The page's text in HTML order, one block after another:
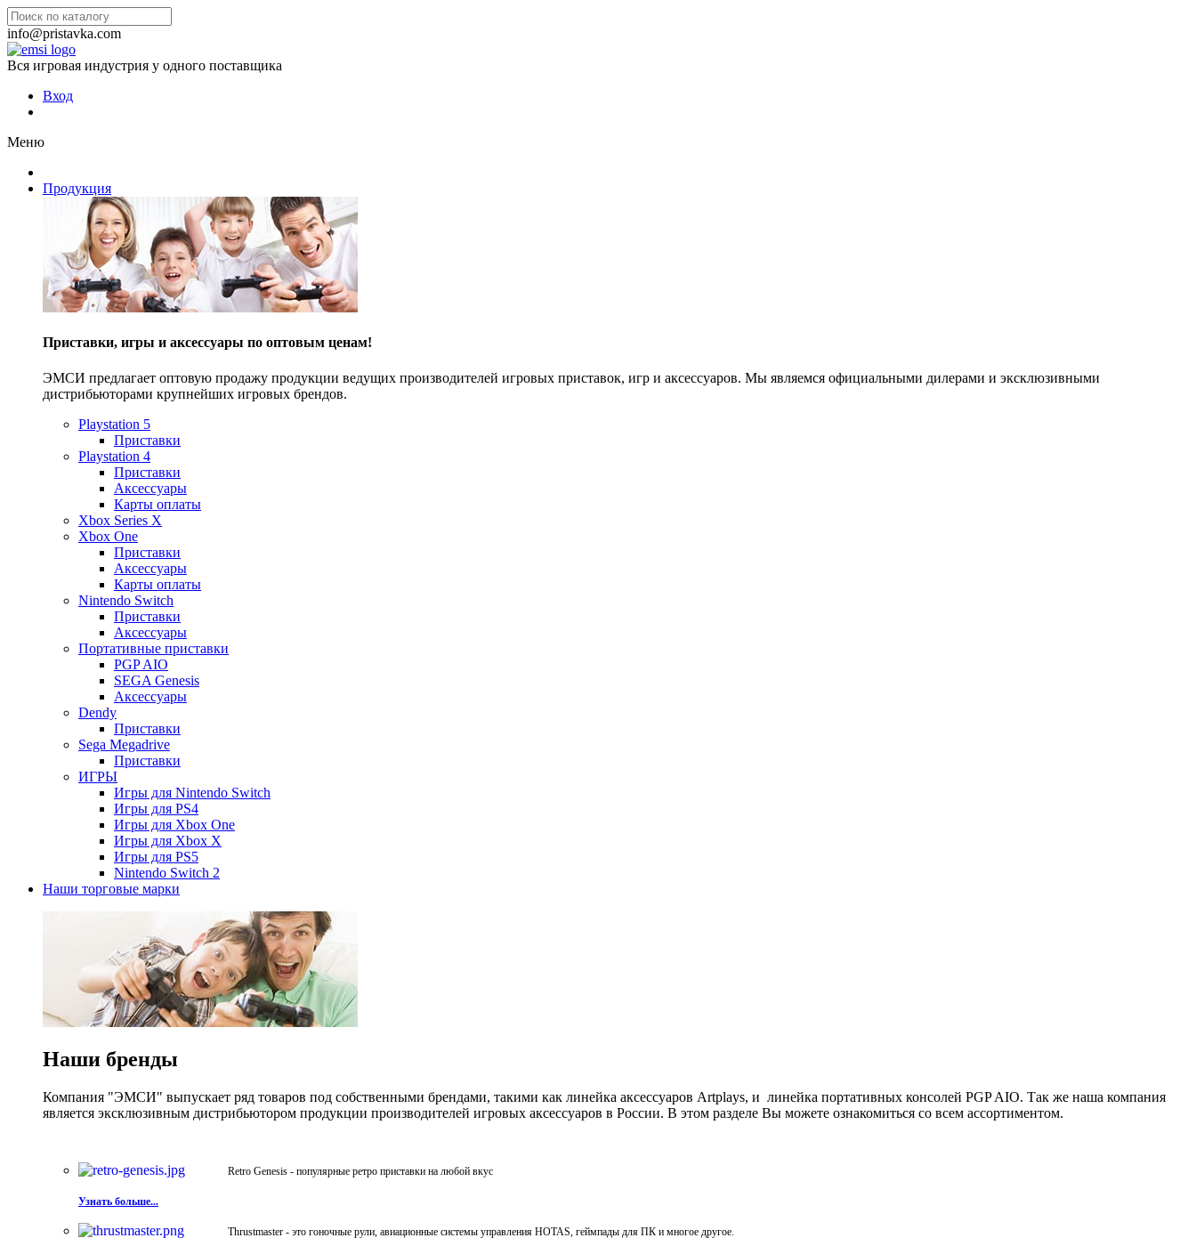
info@pristavka.com
Вся игровая индустрия у одного поставщика
Вход
Меню
Продукция
Приставки, игры и аксессуары по оптовым ценам!
ЭМСИ предлагает оптовую продажу продукции ведущих производителей игровых приставок, игр и аксессуаров. Мы являемся официальными дилерами и эксклюзивными
дистрибьюторами крупнейших игровых брендов.
Playstation 5
Приставки
Playstation 4
Приставки
Аксессуары
Карты оплаты
Xbox Series X
Xbox One
Приставки
Аксессуары
Карты оплаты
Nintendo Switch
Приставки
Аксессуары
Портативные приставки
PGP AIO
SEGA Genesis
Аксессуары
Dendy
Приставки
Sega Megadrive
Приставки
ИГРЫ
Игры для Nintendo Switch
Игры для PS4
Игры для Xbox One
Игры для Xbox X
Игры для PS5
Nintendo Switch 2
Наши торговые марки
Наши бренды
Компания "ЭМСИ" выпускает ряд товаров под собственными брендами, такими как линейка аксессуаров Artplays, и линейка портативных консолей PGP AIO. Так же наша компания
является эксклюзивным дистрибьютором продукции производителей игровых аксессуаров в России. В этом разделе Вы можете ознакомиться со всем ассортиментом.
Retro Genesis - популярные ретро приставки на любой вкус
Узнать больше...
Thrustmaster - это гоночные рули, авиационные системы управления HOTAS, геймпады для ПК и многое другое.